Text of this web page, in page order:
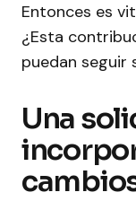
Entonces es
¿Esta
puedan seguir
Una